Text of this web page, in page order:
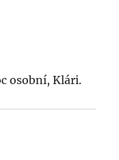
osobní, Klári.